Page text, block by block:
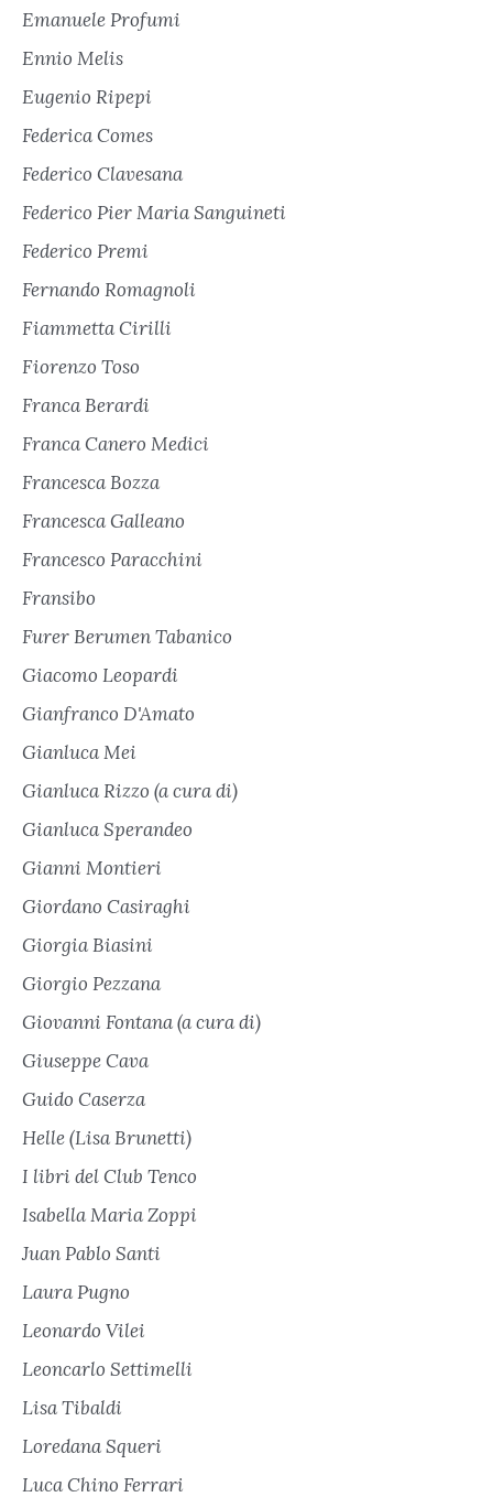
Emanuele Profumi
Ennio Melis
Eugenio Ripepi
Federica Comes
Federico Clavesana
Federico Pier Maria Sanguineti
Federico Premi
Fernando Romagnoli
Fiammetta Cirilli
Fiorenzo Toso
Franca Berardi
Franca Canero Medici
Francesca Bozza
Francesca Galleano
Francesco Paracchini
Fransibo
Furer Berumen Tabanico
Giacomo Leopardi
Gianfranco D'Amato
Gianluca Mei
Gianluca Rizzo (a cura di)
Gianluca Sperandeo
Gianni Montieri
Giordano Casiraghi
Giorgia Biasini
Giorgio Pezzana
Giovanni Fontana (a cura di)
Giuseppe Cava
Guido Caserza
Helle (Lisa Brunetti)
I libri del Club Tenco
Isabella Maria Zoppi
Juan Pablo Santi
Laura Pugno
Leonardo Vilei
Leoncarlo Settimelli
Lisa Tibaldi
Loredana Squeri
Luca Chino Ferrari